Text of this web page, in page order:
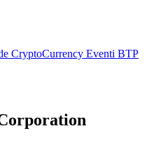
CryptoCurrency Eventi BTP